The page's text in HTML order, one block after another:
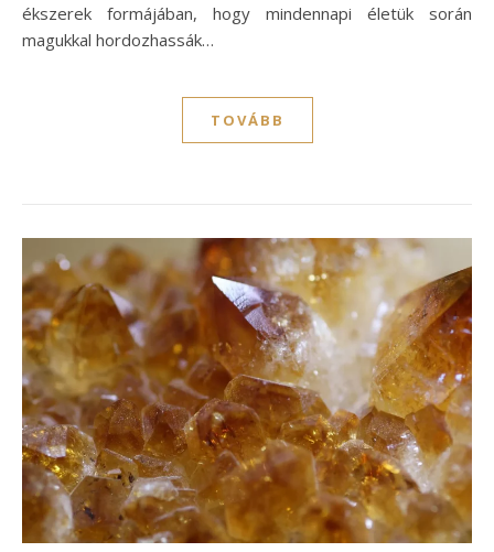
ékszerek formájában, hogy mindennapi életük során
magukkal hordozhassák…
TOVÁBB